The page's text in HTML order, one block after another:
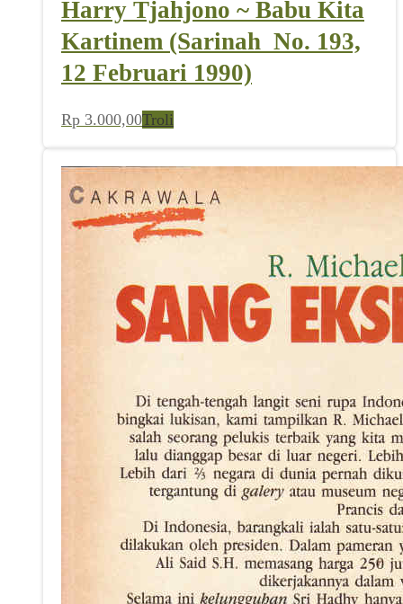
Harry Tjahjono ~ Babu Kita
Kartinem (Sarinah_No. 193,
12 Februari 1990)
Rp 3.000,00Troli